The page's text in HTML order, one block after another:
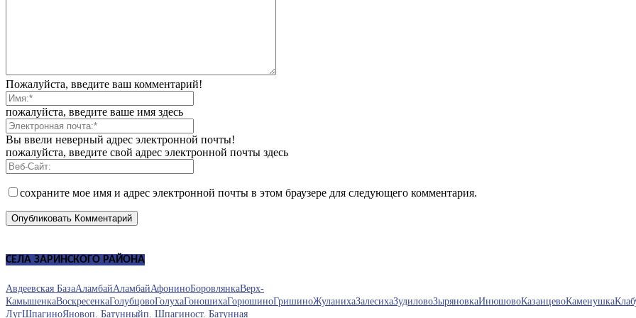
Пожалуйста, введите ваш комментарий!
пожалуйста, введите ваше имя здесь
Вы ввели неверный адрес электронной почты!
пожалуйста, введите свой адрес электронной почты здесь
сохраните мое имя и адрес электронной почты в этом браузере для следующего комментария.
СЕЛА ЗАРИНСКОГО РАЙОНА
Авдеевская БазаАламбайАламбайАфониноБоровлянкаВерх-
КамышенкаВоскресенкаГолубцовоГолухаГоношихаГорюшиноГришиноЖуланихаЗалесихаЗудиловоЗыряновкаИнюшовоКазанцевоКаменушка
ЛугШпагиноЯновоп. Батунныйп. Шпагиност. Батунная